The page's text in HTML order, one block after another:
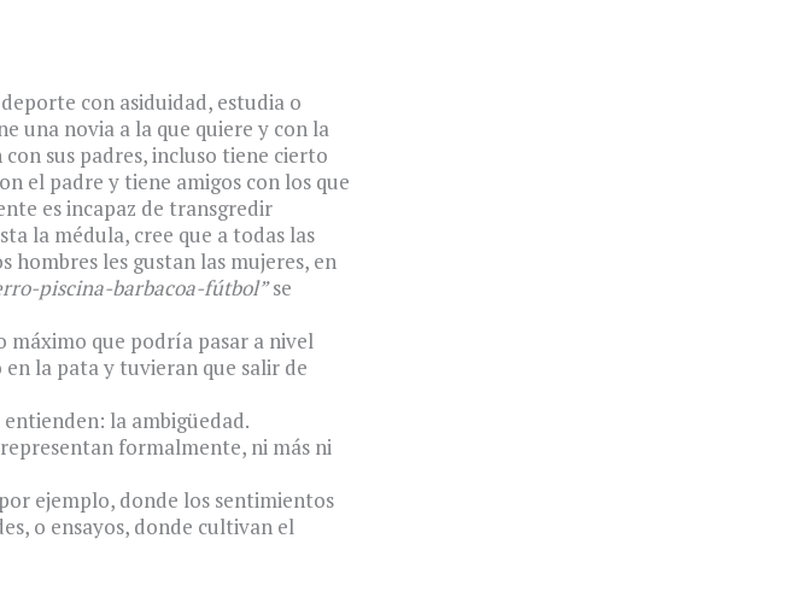
con asiduidad, estudia o
una novia a la que quiere y con la
sus padres, incluso tiene cierto
el padre y tiene amigos con los que
es incapaz de transgredir
la médula, cree que a todas las
hombres les gustan las mujeres, en
piscina-barbacoa-fútbol”se
máximo que podría pasar a nivel
la pata y tuvieran que salir de
la ambigüedad.
formalmente, ni más ni
ejemplo, donde los sentimientos
o ensayos, donde cultivan el